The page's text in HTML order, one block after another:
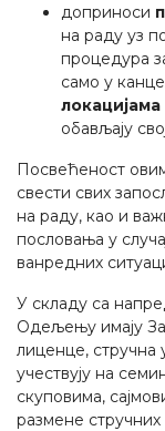
доприноси
на раду уз
процедура
само у
локацијама
обављају
Посвећеност
свести свих
на раду, као и
пословања у
ванредних
У складу са
Одељењу имају
лиценце,
учествују на
скуповима,
размене